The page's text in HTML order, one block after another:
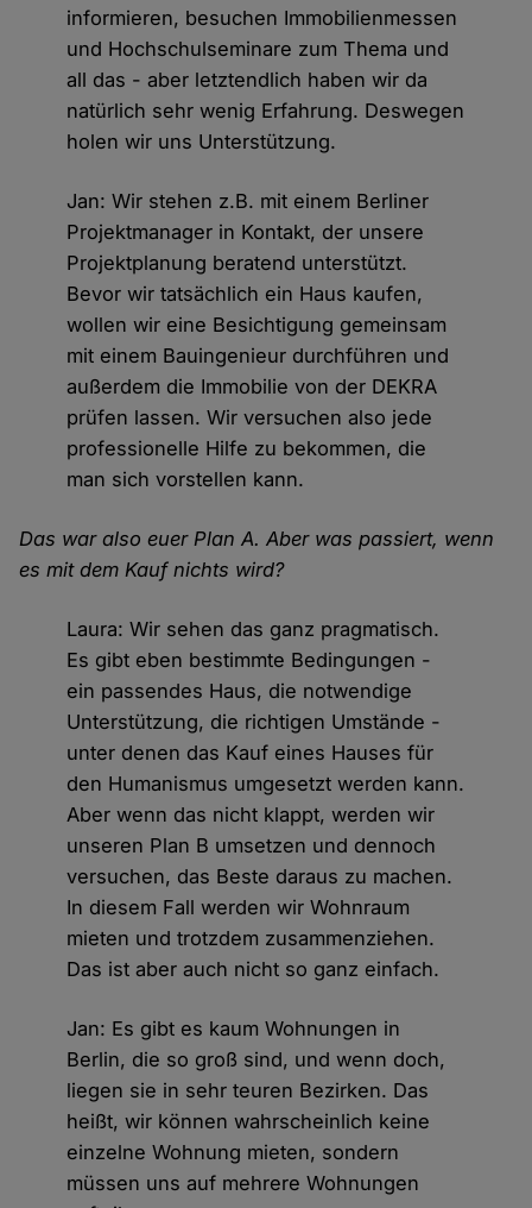
informieren, besuchen Immobilienmessen
und Hochschulseminare zum Thema und
all das - aber letztendlich haben wir da
natürlich sehr wenig Erfahrung. Deswegen
holen wir uns Unterstützung.
Jan: Wir stehen z.B. mit einem Berliner
Projektmanager in Kontakt, der unsere
Projektplanung beratend unterstützt.
Bevor wir tatsächlich ein Haus kaufen,
wollen wir eine Besichtigung gemeinsam
mit einem Bauingenieur durchführen und
außerdem die Immobilie von der DEKRA
prüfen lassen. Wir versuchen also jede
professionelle Hilfe zu bekommen, die
man sich vorstellen kann.
Das war also euer Plan A. Aber was passiert, wenn
es mit dem Kauf nichts wird?
Laura: Wir sehen das ganz pragmatisch.
Es gibt eben bestimmte Bedingungen -
ein passendes Haus, die notwendige
Unterstützung, die richtigen Umstände -
unter denen das Kauf eines Hauses für
den Humanismus umgesetzt werden kann.
Aber wenn das nicht klappt, werden wir
unseren Plan B umsetzen und dennoch
versuchen, das Beste daraus zu machen.
In diesem Fall werden wir Wohnraum
mieten und trotzdem zusammenziehen.
Das ist aber auch nicht so ganz einfach.
Jan: Es gibt es kaum Wohnungen in
Berlin, die so groß sind, und wenn doch,
liegen sie in sehr teuren Bezirken. Das
heißt, wir können wahrscheinlich keine
einzelne Wohnung mieten, sondern
müssen uns auf mehrere Wohnungen